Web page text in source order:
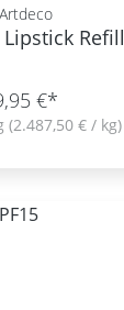
Artdeco
Refill
€*
(2.487,50 € / kg)